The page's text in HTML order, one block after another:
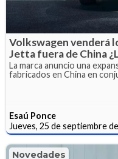
Volkswagen venderá
Jetta fuera de China
La marca anuncio una
fabricados en China en
Esaú Ponce
Jueves, 25 de septiembre
Novedades